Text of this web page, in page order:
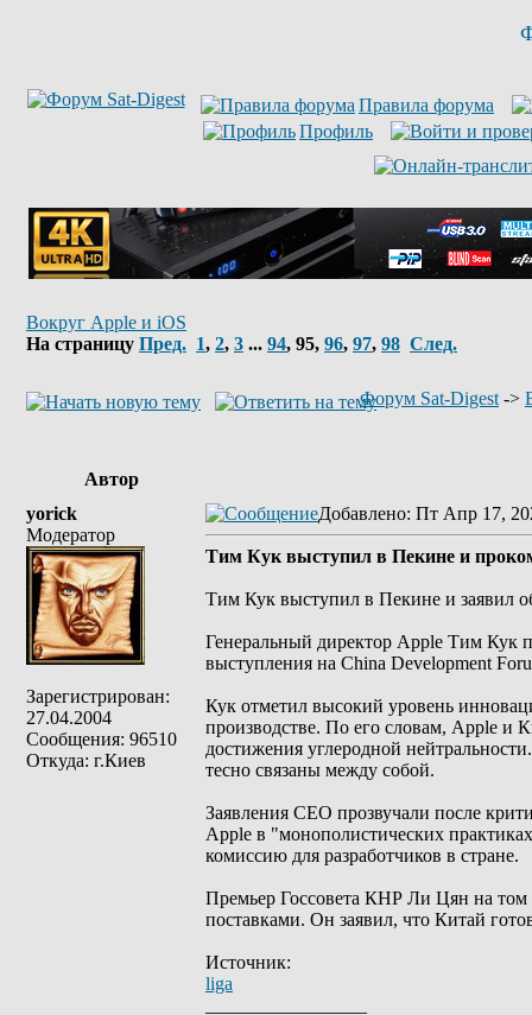
Правила форума
Профиль
Вокруг Apple и iOS
На страницу Пред. 1, 2, 3 ... 94, 95, 96, 97, 98 След.
Форум Sat-Digest ->
Автор
yorick
Модератор
Зарегистрирован:
27.04.2004
Сообщения: 96510
Откуда: г.Киев
Добавлено: Пт Апр 17,
Тим Кук выступил в Пекине и
Тим Кук выступил в Пекине и заявил
Генеральный директор Apple Тим Кук
выступления на China Development
Кук отметил высокий уровень
производстве. По его словам, Apple и
достижения углеродной
тесно связаны между собой.
Заявления CEO прозвучали после
Apple в "монополистических
комиссию для разработчиков в стране.
Премьер Госсовета КНР Ли Цян на
поставками. Он заявил, что Китай
Источник:
liga